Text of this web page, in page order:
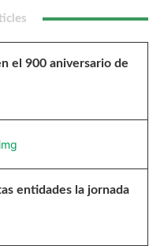
el 900 aniversario de
entidades la jornada